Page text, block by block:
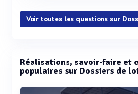
Voir toutes les questions sur
Réalisations, savoir-faire et
populaires sur Dossiers de